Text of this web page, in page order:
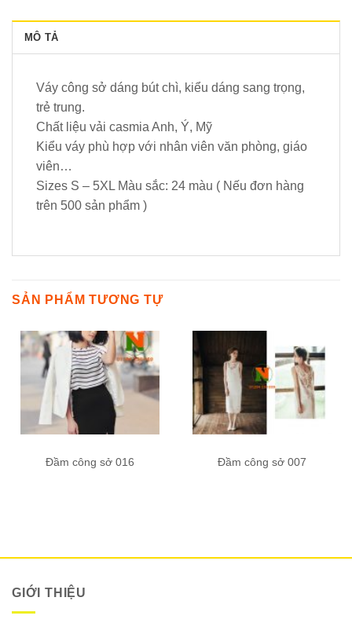
MÔ TẢ
Váy công sở dáng bút chì, kiểu dáng sang trọng,
trẻ trung.
Chất liệu vải casmia Anh, Ý, Mỹ
Kiểu váy phù hợp với nhân viên văn phòng, giáo
viên…
Sizes S – 5XL Màu sắc: 24 màu ( Nếu đơn hàng
trên 500 sản phẩm )
SẢN PHẨM TƯƠNG TỰ
Đầm công sở 016 Đầm công sở 007
GIỚI THIỆU